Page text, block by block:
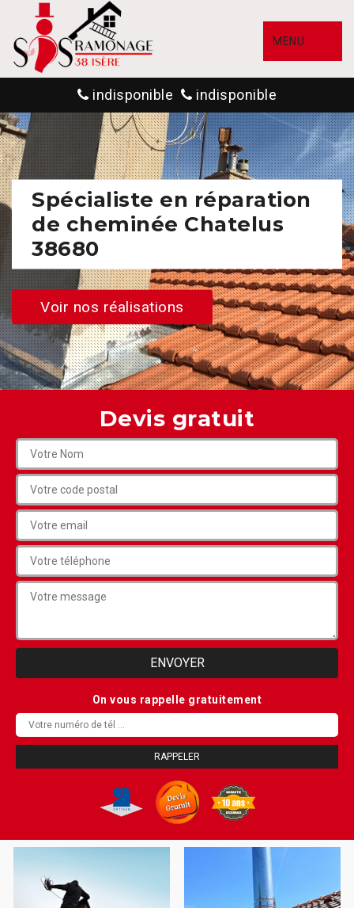
MENU
indisponible indisponible
Spécialiste en réparation
de cheminée Chatelus
38680
Voir nos réalisations
Devis gratuit
On vous rappelle gratuitement